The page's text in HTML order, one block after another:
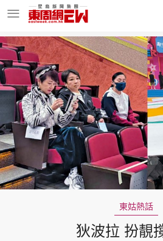
明星名人
東周Ladies
東周食玩通
玄學靈異
東姑熱話
狄波拉 扮靚